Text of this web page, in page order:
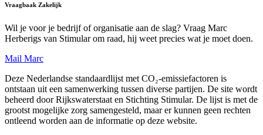
Vraagbaak Zakelijk
Wil je voor je bedrijf of organisatie aan de slag? Vraag Marc
Herberigs van Stimular om raad, hij weet precies wat je moet doen.
Mail Marc
Deze Nederlandse standaardlijst met CO₂-emissiefactoren is
ontstaan uit een samenwerking tussen diverse partijen. De site wordt
beheerd door Rijkswaterstaat en Stichting Stimular. De lijst is met de
grootst mogelijke zorg samengesteld, maar er kunnen geen rechten
ontleend worden aan de informatie op deze website.